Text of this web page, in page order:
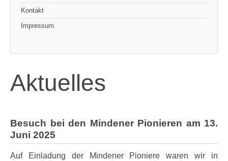
Kontakt
Impressum
Aktuelles
Besuch bei den Mindener Pionieren am 13.
Juni 2025
Auf Einladung der Mindener Pioniere waren wir in